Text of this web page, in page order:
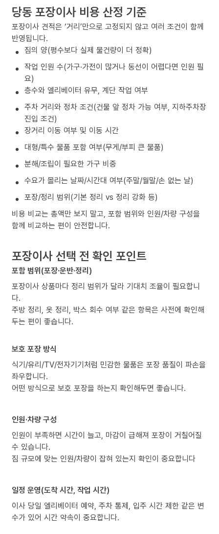
당동 포장이사 비용 산정 기준
포장이사 견적은 ‘거리’만으로 고정되지 않고 여러 조건이 함께
반영됩니다.
짐의 양(평수보다 실제 물건량이 더 정확)
작업 인원 수(가구·가전이 많거나 동선이 어렵다면 인원 필
요)
층수와 엘리베이터 유무, 계단 작업 여부
주차 거리와 정차 조건(건물 앞 정차 가능 여부, 지하주차장
진입 조건)
장거리 이동 여부 및 이동 시간
대형/특수 물품 포함 여부(무게/부피 큰 물품)
분해/조립이 필요한 가구 비중
수요가 몰리는 날짜/시간대 여부(주말/월말/손 없는 날)
포장/정리 범위(기본 정리 vs 정리 강화 등)
비용 비교는 총액만 보지 말고, 포함 범위와 인원/차량 구성을
함께 비교하는 편이 안전합니다.
포장이사 선택 전 확인 포인트
포함 범위(포장·운반·정리)
포장이사 상품마다 정리 범위가 달라 기대치 조율이 필요합니
다.
주방 정리, 옷 정리, 박스 회수 여부 같은 항목은 사전에 확인해
두는 편이 좋습니다.
보호 포장 방식
식기/유리/TV/전자기기처럼 민감한 물품은 포장 품질이 파손을
좌우합니다.
어떤 방식으로 보호 포장을 하는지 확인해두면 좋습니다.
인원·차량 구성
인원이 부족하면 시간이 늘고, 마감이 급해져 포장이 거칠어질
수 있습니다.
짐 규모에 맞는 인원/차량이 잡혀 있는지 확인이 중요합니다
일정 운영(도착 시간, 작업 시간)
이사 당일 엘리베이터 예약, 주차 통제, 입주 시간 제한 같은 변
수가 있어 시간 약속이 중요합니다.